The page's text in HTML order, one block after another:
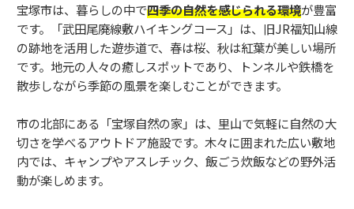
宝塚市は、暮らしの中で四季の自然を感じられる環境が豊富
です。「武田尾廃線敷ハイキングコース」は、旧JR福知山線
の跡地を活用した遊歩道で、春は桜、秋は紅葉が美しい場所
です。地元の人々の癒しスポットであり、トンネルや鉄橋を
散歩しながら季節の風景を楽しむことができます。
市の北部にある「宝塚自然の家」は、里山で気軽に自然の大
切さを学べるアウトドア施設です。木々に囲まれた広い敷地
内では、キャンプやアスレチック、飯ごう炊飯などの野外活
動が楽しめます。